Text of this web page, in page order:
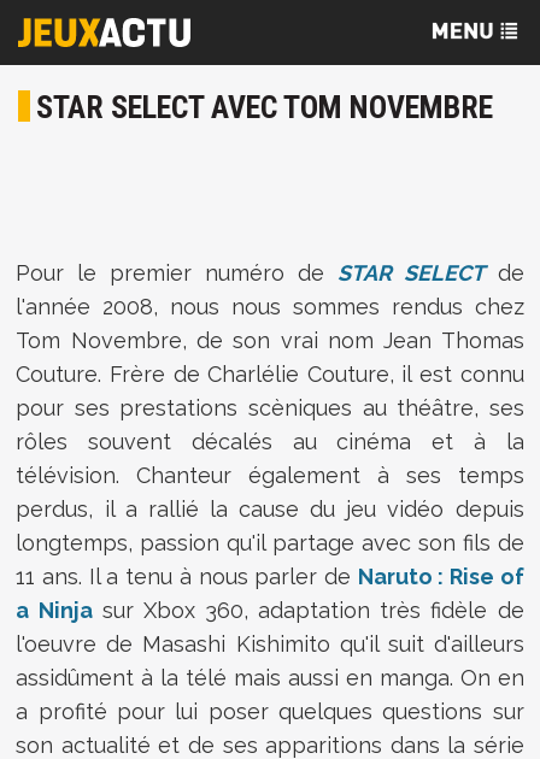
STAR SELECT AVEC TOM NOVEMBRE
Pour le premier numéro de STAR SELECTde
l'année 2008, nous nous sommes rendus chez
Tom Novembre, de son vrai nom Jean Thomas
Couture. Frère de Charlélie Couture, il est connu
pour ses prestations scèniques au théâtre, ses
rôles souvent décalés au cinéma et à la
télévision. Chanteur également à ses temps
perdus, il a rallié la cause du jeu vidéo depuis
longtemps, passion qu'il partage avec son fils de
11 ans. Il a tenu à nous parler de Naruto : Rise of
a Ninjasur Xbox 360, adaptation très fidèle de
l'oeuvre de Masashi Kishimito qu'il suit d'ailleurs
assidûment à la télé mais aussi en manga. On en
a profité pour lui poser quelques questions sur
son actualité et de ses apparitions dans la série